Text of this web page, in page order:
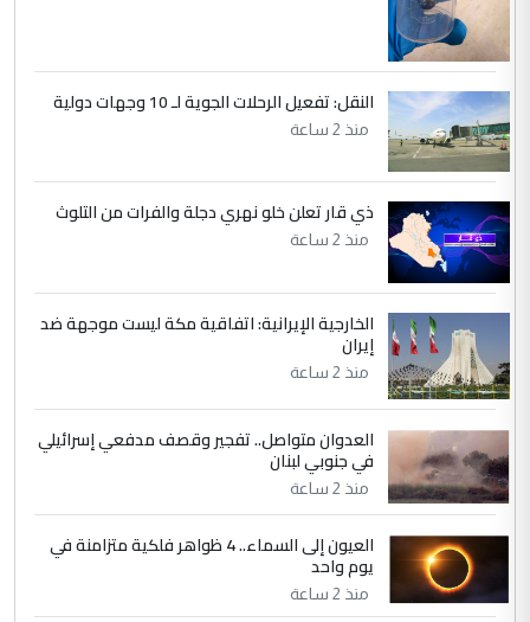
النقل: تفعيل الرحلات الجوية لـ 10 وجهات دولية
منذ 2 ساعة
ذي قار تعلن خلو نهري دجلة والفرات من التلوث
منذ 2 ساعة
الخارجية الإيرانية: اتفاقية مكة ليست موجهة ضد
إيران
منذ 2 ساعة
العدوان متواصل.. تفجير وقصف مدفعي إسرائيلي
في جنوبي لبنان
منذ 2 ساعة
العيون إلى السماء.. 4 ظواهر فلكية متزامنة في
يوم واحد
منذ 2 ساعة